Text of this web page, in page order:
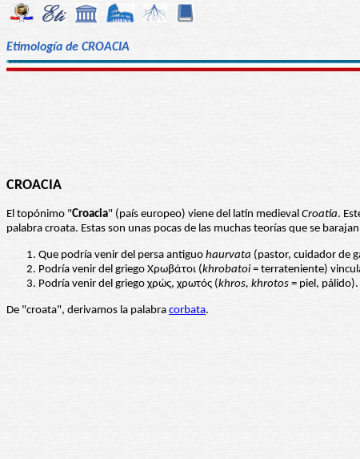
Etimología de CROACIA
CROACIA
El topónimo "Croacia" (país europeo) viene del latín medieval Croatia.
palabra croata. Estas son unas pocas de las muchas teorías que se
Que podría venir del persa antiguo haurvata (pastor, cuidador de
Podría venir del griego Χρωβάτοι (khrobatoi = terrateniente)
Podría venir del griego χρώς, χρωτός (khros, khrotos = piel, pálido).
De "croata", derivamos la palabra corbata.